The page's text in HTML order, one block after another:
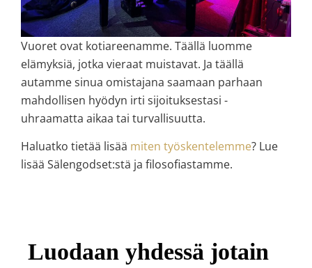
Vuoret ovat kotiareenamme. Täällä luomme
elämyksiä, jotka vieraat muistavat. Ja täällä
autamme sinua omistajana saamaan parhaan
mahdollisen hyödyn irti sijoituksestasi -
uhraamatta aikaa tai turvallisuutta.
Haluatko tietää lisää miten työskentelemme? Lue
lisää Sälengodset:stä ja filosofiastamme.
Luodaan yhdessä jotain